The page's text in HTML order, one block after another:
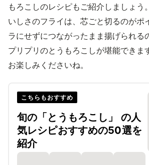
もろこしのレシピもご紹介しましょう
いしさのフライは、芯ごと切るのがポ
ラにせずにつながったまま揚げられる
プリプリのとうもろこしが堪能できま
お楽しみくださいね。
こちらもおすすめ
旬の「とうもろこし」 の人
気レシピおすすめの50選を
紹介